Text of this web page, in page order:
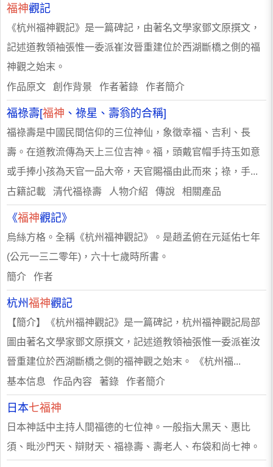
福神觀記
《杭州福神觀記》是一篇碑記，由著名文學家鄧文原撰文，
記述道教領袖張惟一委派崔汝晉重建位於西湖斷橋之側的福
神觀之始末。
作品原文 創作背景 作者著錄 作者簡介
福祿壽[福神 、祿星、壽翁的合稱]
福祿壽是中國民間信仰的三位神仙，象徵幸福、吉利、長
壽。在道教流傳為天上三位吉神。福，頭戴官帽手持玉如意
或手捧小孩為天官一品大帝，天官賜福由此而來；祿，手...
古籍記載 清代福祿壽 人物介紹 傳說 相關產品
《福神觀記》
烏絲方格。全稱《杭州福神觀記》。是趙孟俯在元延佑七年
(公元一三二零年)，六十七歲時所書。
簡介 作者
杭州 福神觀記
【簡介】《杭州福神觀記》是一篇碑記，杭州福神觀記局部
圖由著名文學家鄧文原撰文，記述道教領袖張惟一委派崔汝
晉重建位於西湖斷橋之側的福神觀之始末。 《杭州福...
基本信息 作品內容 著錄 作者簡介
日本七福神
日本神話中主持人間福德的七位神。一般指大黑天、惠比
須、毗沙門天、辯財天、福祿壽、壽老人、布袋和尚七神。